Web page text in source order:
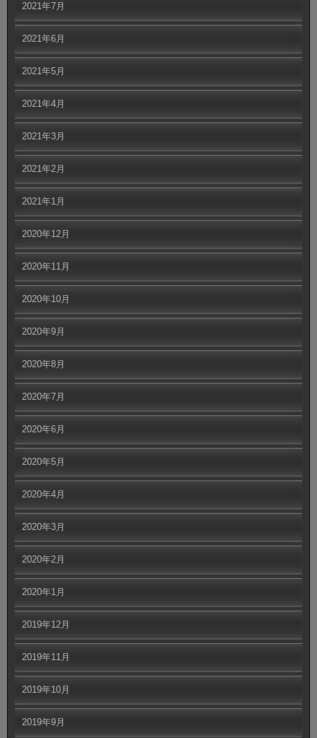
2021年7月
2021年6月
2021年5月
2021年4月
2021年3月
2021年2月
2021年1月
2020年12月
2020年11月
2020年10月
2020年9月
2020年8月
2020年7月
2020年6月
2020年5月
2020年4月
2020年3月
2020年2月
2020年1月
2019年12月
2019年11月
2019年10月
2019年9月